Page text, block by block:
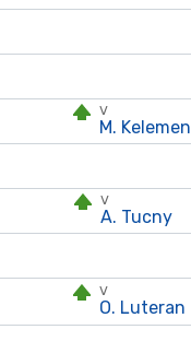
V
M. Kelemen
V
A. Tucny
V
O. Luteran